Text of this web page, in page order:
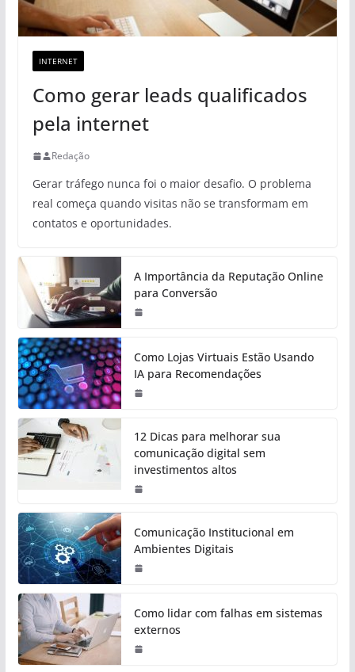
INTERNET
Como gerar leads qualificados
pela internet
Redação
Gerar tráfego nunca foi o maior desafio. O problema
real começa quando visitas não se transformam em
contatos e oportunidades.
A Importância da Reputação Online
para Conversão
Como Lojas Virtuais Estão Usando
IA para Recomendações
12 Dicas para melhorar sua
comunicação digital sem
investimentos altos
Comunicação Institucional em
Ambientes Digitais
Como lidar com falhas em sistemas
externos